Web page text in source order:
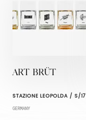
ART BRÜT
STAZIONE LEOPOLDA / S/17
GERMANY